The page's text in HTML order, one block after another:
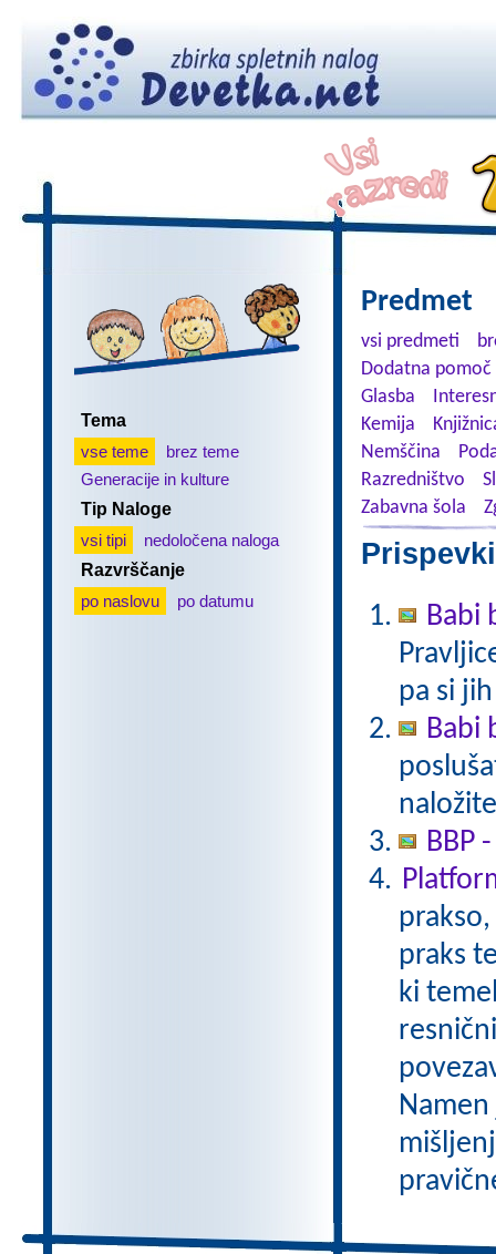
Tema
vse teme
brez teme
Generacije in kulture
Tip Naloge
vsi tipi
nedoločena naloga
Razvrščanje
po naslovu
po datumu
Predmet
vsi predmeti
Dodatna
Glasba
Kemija
Nemščina
Razredništvo
Zabavna šola
Babi
pa si
Babi
BBP
praks
ki